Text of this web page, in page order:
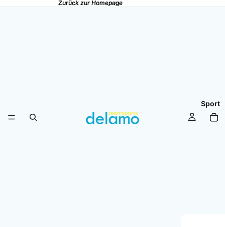
Zurück zur Homepage
Zurück zur Homepage
Sport